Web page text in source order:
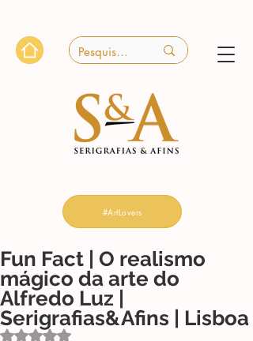
#ArtLovers
Fun Fact | O realismo
mágico da arte do
Alfredo Luz |
Serigrafias&Afins | Lisboa
Avaliado com NaN de 5 estrelas.